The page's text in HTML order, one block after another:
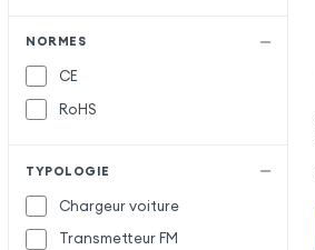
NORMES
CE
RoHS
TYPOLOGIE
Chargeur voiture
Transmetteur FM